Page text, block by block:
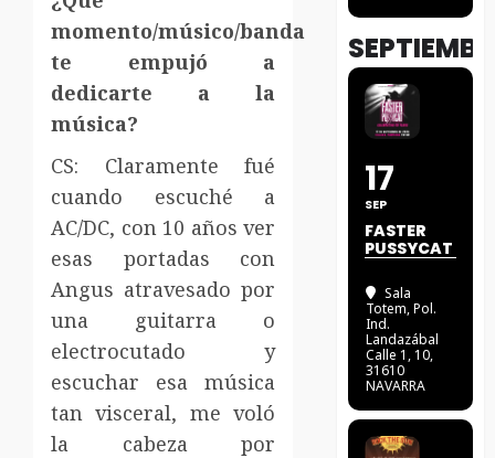
momento/músico/banda
te empujó a
dedicarte a la
música?
CS: Claramente fué
cuando escuché a
AC/DC, con 10 años ver
esas portadas con
Angus atravesado por
una guitarra o
electrocutado y
escuchar esa música
tan visceral, me voló
la cabeza por
17
SEP
FASTER
PUSSYCAT
Sala
Totem, Pol.
Ind.
Landazábal
Calle 1, 10,
31610
NAVARRA